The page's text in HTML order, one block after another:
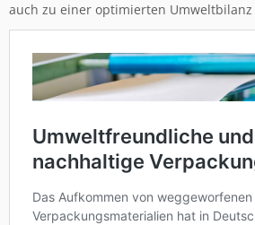
auch zu einer optimierten Umweltbilanz